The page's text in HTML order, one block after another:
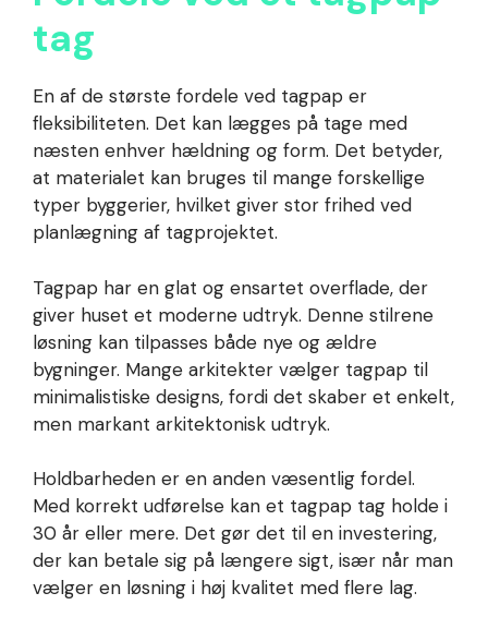
tag
En af de største fordele ved tagpap er
fleksibiliteten. Det kan lægges på tage med
næsten enhver hældning og form. Det betyder,
at materialet kan bruges til mange forskellige
typer byggerier, hvilket giver stor frihed ved
planlægning af tagprojektet.
Tagpap har en glat og ensartet overflade, der
giver huset et moderne udtryk. Denne stilrene
løsning kan tilpasses både nye og ældre
bygninger. Mange arkitekter vælger tagpap til
minimalistiske designs, fordi det skaber et enkelt,
men markant arkitektonisk udtryk.
Holdbarheden er en anden væsentlig fordel.
Med korrekt udførelse kan et tagpap tag holde i
30 år eller mere. Det gør det til en investering,
der kan betale sig på længere sigt, især når man
vælger en løsning i høj kvalitet med flere lag.